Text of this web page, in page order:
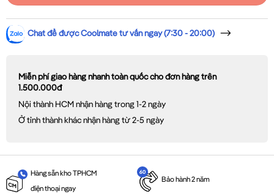
Chat để được Coolmate tư vấn ngay (7:30 - 20:00)
Miễn phí giao hàng nhanh toàn quốc cho đơn hàng trên
1.500.000đ
Nội thành HCM nhận hàng trong 1-2 ngày
Ở tỉnh thành khác nhận hàng từ 2-5 ngày
Hàng sẵn kho TPHCM
điện thoại ngay
Bảo hành 2 năm